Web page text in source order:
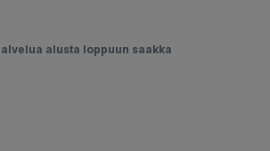
alusta loppuun saakka